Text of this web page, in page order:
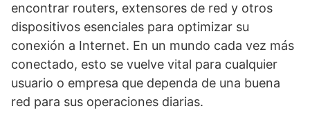
encontrar routers, extensores de red y otros
dispositivos esenciales para optimizar su
conexión a Internet. En un mundo cada vez más
conectado, esto se vuelve vital para cualquier
usuario o empresa que dependa de una buena
red para sus operaciones diarias.